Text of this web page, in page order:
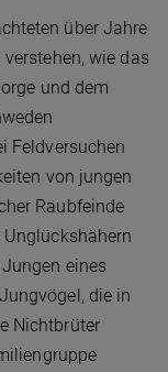
über Jahre
wie das
und dem
Feldversuchen
von jungen
Raubfeinde
eines
die in
Nichtbrüter